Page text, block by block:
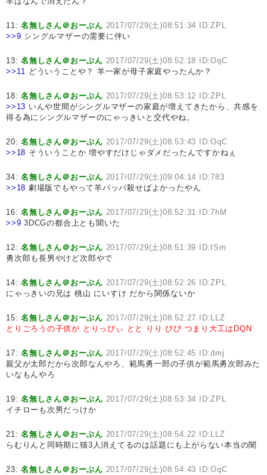
11:名無しさん＠おーぷん 2017/07/29(土)08:51:34 ID:ZPL
>>9 シングルマザーの需要に伴い
13:名無しさん＠おーぷん 2017/07/29(土)08:52:18 ID:OqC
>>11 どういうことや？ 羊一家が母子家庭やったんか？
18:名無しさん＠おーぷん 2017/07/29(土)08:53:12 ID:ZPL
>>13 いんや世間がシングルマザーの家庭が増えてきたから、共感を
得る為にシングルマザーのにゃっきいと交代やね。
20:名無しさん＠おーぷん 2017/07/29(土)08:53:43 ID:OqC
>>18 そういうことか 増やすだけじゃダメだったんですかねぇ
34:名無しさん＠おーぷん 2017/07/29(土)09:04:14 ID:783
>>18 劇場版でもやって羊パッパ殺せばよかったやん
16:名無しさん＠おーぷん 2017/07/29(土)08:52:31 ID:7hM
>>9 3DCGの都合上とも聞いた
12:名無しさん＠おーぷん 2017/07/29(土)08:51:39 ID:ISm
勇次郎も長男やけど次郎やで
14:名無しさん＠おーぷん 2017/07/29(土)08:52:26 ID:ZPL
にゃっきいの兄は 桃山 にいすけ だから関係ないか
15:名無しさん＠おーぷん 2017/07/29(土)08:52:27 ID:LLZ
とりごろうの子供が とりっぴぃ とと りり ぴぴ つまり大工はDQN
17:名無しさん＠おーぷん 2017/07/29(土)08:52:45 ID:dmj
親父が太郎だから次郎なんやろ、範馬勇一郎の子供が範馬勇次郎みた
いなもんやろ
19:名無しさん＠おーぷん 2017/07/29(土)08:53:34 ID:ZPL
イチローも次男だっけか
21:名無しさん＠おーぷん 2017/07/29(土)08:54:22 ID:LLZ
らむりんと同時期に猫3人消えてるのは話題にも上がらない本当の闇
23:名無しさん＠おーぷん 2017/07/29(土)08:54:43 ID:OqC